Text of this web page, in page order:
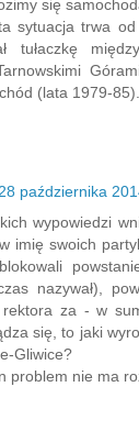
się
sytuacja trwa
tułaczkę
(lata 1979-85).
28 października
wypowiedzi
imię swoich
nazywał),
rektora za - w
się, to jaki
Gliwice?
problem nie ma